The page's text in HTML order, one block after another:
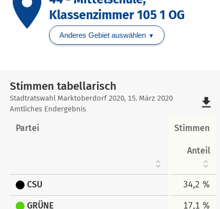
Klassenzimmer 105 1 OG
Anderes Gebiet auswählen
Stimmen tabellarisch
Stimmen
tabellarisch
Stadtratswahl Marktoberdorf 2020, 15. März 2020
Amtliches Endergebnis
file_download
Partei Stimmen
Anteil
CSU 34,2 %
GRÜNE 17,1 %